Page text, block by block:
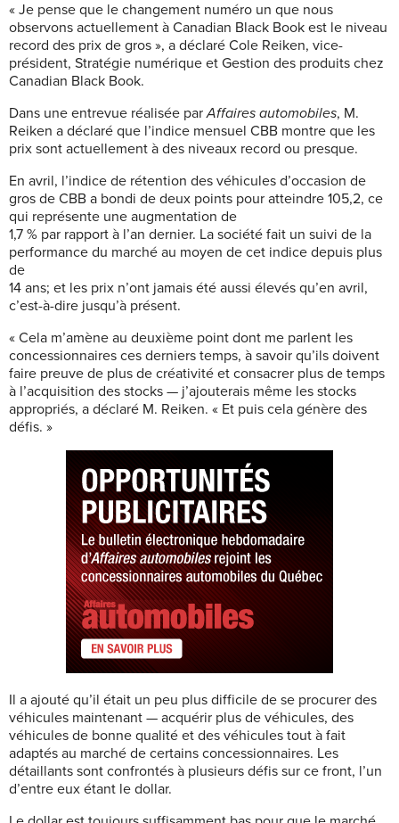
« Je pense que le changement numéro un que nous
observons actuellement à Canadian Black Book est le niveau
record des prix de gros », a déclaré Cole Reiken, vice-
président, Stratégie numérique et Gestion des produits chez
Canadian Black Book.
Dans une entrevue réalisée parAffaires automobiles, M.
Reiken a déclaré que l’indice mensuel CBB montre que les
prix sont actuellement à des niveaux record ou presque.
En avril, l’indice de rétention des véhicules d’occasion de
gros de CBB a bondi de deux points pour atteindre 105,2, ce
qui représente une augmentation de
1,7 % par rapport à l’an dernier. La société fait un suivi de la
performance du marché au moyen de cet indice depuis plus
de
14 ans; et les prix n’ont jamais été aussi élevés qu’en avril,
c’est-à-dire jusqu’à présent.
« Cela m’amène au deuxième point dont me parlent les
concessionnaires ces derniers temps, à savoir qu’ils doivent
faire preuve de plus de créativité et consacrer plus de temps
à l’acquisition des stocks — j’ajouterais même les stocks
appropriés, a déclaré M. Reiken. « Et puis cela génère des
défis. »
Il a ajouté qu’il était un peu plus difficile de se procurer des
véhicules maintenant — acquérir plus de véhicules, des
véhicules de bonne qualité et des véhicules tout à fait
adaptés au marché de certains concessionnaires. Les
détaillants sont confrontés à plusieurs défis sur ce front, l’un
d’entre eux étant le dollar.